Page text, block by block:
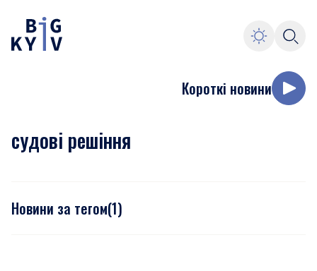
Короткі новини
судові решіння
Новини за тегом(1)